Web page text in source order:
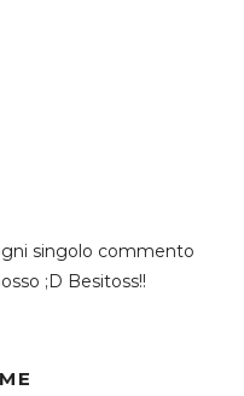
singolo commento
;D Besitoss!!